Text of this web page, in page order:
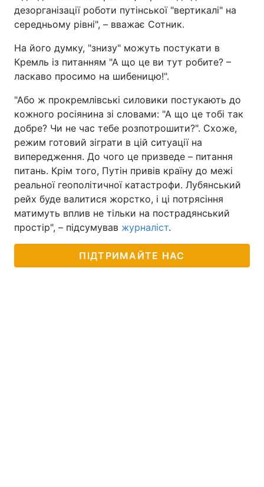
дезорганізації роботи путінської "вертикалі" на
середньому рівні", – вважає Сотник.
На його думку, "знизу" можуть постукати в
Кремль із питанням "А що це ви тут робите? –
ласкаво просимо на шибеницю!".
"Або ж прокремлівські силовики постукають до
кожного росіянина зі словами: "А що це тобі так
добре? Чи не час тебе розпотрошити?". Схоже,
режим готовий зіграти в цій ситуації на
випередження. До чого це призведе – питання
питань. Крім того, Путін привів країну до межі
реальної геополітичної катастрофи. Лубянський
рейх буде валитися жорстко, і ці потрясіння
матимуть вплив не тільки на пострадянський
простір", – підсумував журналіст.
ПІДТРИМАЙТЕ НАС